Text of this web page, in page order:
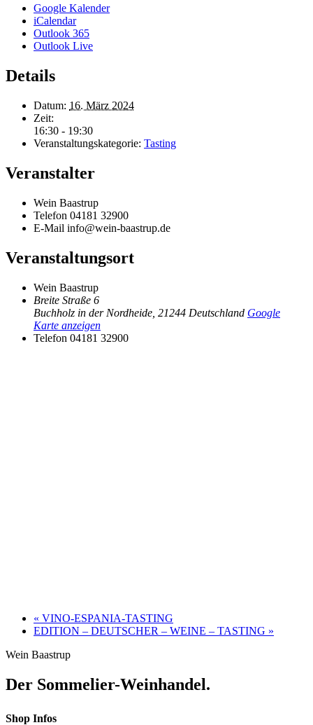
Google Kalender
iCalendar
Outlook 365
Outlook Live
Details
Datum: 16. März 2024
Zeit:
16:30 - 19:30
Veranstaltungskategorie: Tasting
Veranstalter
Wein Baastrup
Telefon 04181 32900
E-Mail info@wein-baastrup.de
Veranstaltungsort
Wein Baastrup
Breite Straße 6
Buchholz in der Nordheide 21244 Deutschland Google
Karte anzeigen
Telefon 04181 32900
« VINO-ESPANIA-TASTING
EDITION – DEUTSCHER – WEINE – TASTING »
Wein Baastrup
Der Sommelier-Weinhandel.
Shop Infos